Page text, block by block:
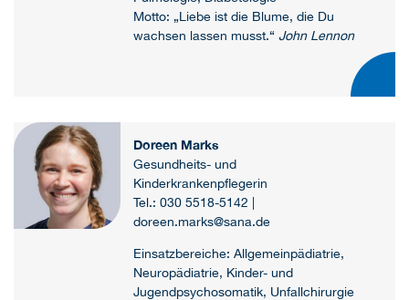
Motto: „Liebe ist die Blume, die Du
wachsen lassen musst.“John Lennon
Doreen Marks
Gesundheits- und
Kinderkrankenpflegerin
Tel.: 030 5518-5142 |
doreen.marks@sana.de
Einsatzbereiche: Allgemeinpädiatrie,
Neuropädiatrie, Kinder- und
Jugendpsychosomatik, Unfallchirurgie